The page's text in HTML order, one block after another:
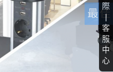
際
|
客
服
中
心